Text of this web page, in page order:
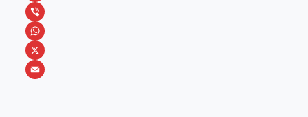
c
e
b
o
e
s
s
e
L
i
n
k
V
i
b
W
h
X